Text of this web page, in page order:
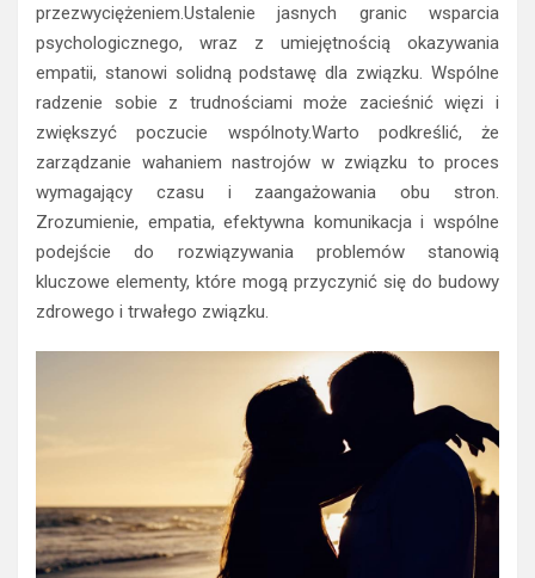
przezwyciężeniem.Ustalenie jasnych granic wsparcia
psychologicznego, wraz z umiejętnością okazywania
empatii, stanowi solidną podstawę dla związku. Wspólne
radzenie sobie z trudnościami może zacieśnić więzi i
zwiększyć poczucie wspólnoty.Warto podkreślić, że
zarządzanie wahaniem nastrojów w związku to proces
wymagający czasu i zaangażowania obu stron.
Zrozumienie, empatia, efektywna komunikacja i wspólne
podejście do rozwiązywania problemów stanowią
kluczowe elementy, które mogą przyczynić się do budowy
zdrowego i trwałego związku.